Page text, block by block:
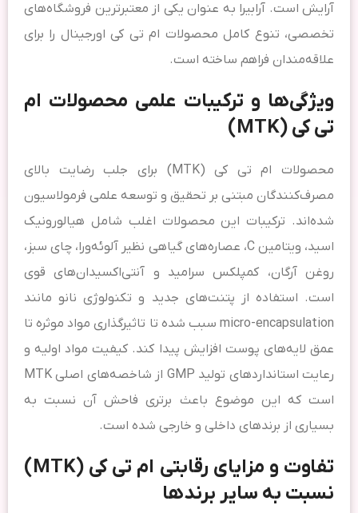
آرایش است. آرابیرا به عنوان یکی از معتبرترین فروشگاه‌های
تخصصی، تنوع کامل محصولات ام تی کی اورجینال را برای
علاقه‌مندان فراهم ساخته است.
ویژگی‌ها و ترکیبات علمی محصولات ام
تی کی (MTK)
محصولات ام تی کی (MTK) برای جلب رضایت بالای
مصرف‌کنندگان مبتنی بر تحقیق و توسعه علمی فرمولاسیون
شده‌اند. ترکیبات این محصولات اغلب شامل هیالورونیک
اسید، ویتامین C، عصاره‌های گیاهی نظیر آلوئه‌ورا، چای سبز،
روغن آرگان، کمپلکس سرامید و آنتی‌اکسیدان‌های قوی
است. استفاده از پتنت‌های جدید و تکنولوژی نانو مانند
micro-encapsulation سبب شده تا تاثیرگذاری مواد موثره تا
عمق لایه‌های پوست افزایش پیدا کند. کیفیت مواد اولیه و
رعایت استانداردهای تولید GMP از شاخصه‌های اصلی MTK
است که این موضوع باعث برتری فاحش آن نسبت به
بسیاری از برندهای داخلی و خارجی شده است.
تفاوت و مزایای رقابتی ام تی کی (MTK)
نسبت به سایر برندها